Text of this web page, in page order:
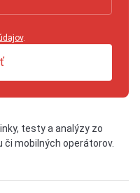
.
testy a analýzy zo
mobilných operátorov.